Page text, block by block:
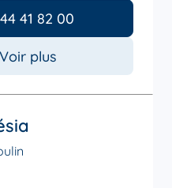
41 82 00
Voir plus